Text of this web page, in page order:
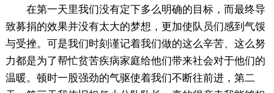
在第一天里我们没有定下多么明确的目标，而最终导
致募捐的效果并没有太大的梦想，更加使队员们感到气馁
与受挫。可是我们时刻谨记着我们做的这么辛苦、这么努
力都是为了帮忙贫苦疾病家庭给他们带来社会对于他们的
温暖。顿时一股强劲的气驱使着我们不断往前进，第二